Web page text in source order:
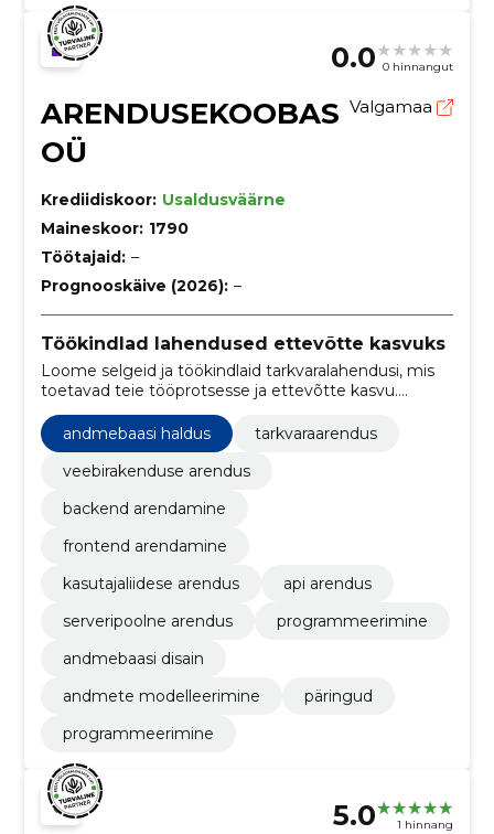
0.0 0 hinnangut
ARENDUSEKOOBAS
OÜ
Valgamaa
Krediidiskoor: Usaldusväärne
Maineskoor: 1790
Töötajaid: –
Prognooskäive (2026): –
Töökindlad lahendused ettevõtte kasvuks
Loome selgeid ja töökindlaid tarkvaralahendusi, mis
toetavad teie tööprotsesse ja ettevõtte kasvu.
Aitame veebirakenduste, serveripoole ja
andmebaasidega muuta arenduse tõhusamaks.
andmebaasi haldus
tarkvaraarendus
veebirakenduse arendus
backend arendamine
frontend arendamine
kasutajaliidese arendus
api arendus
serveripoolne arendus
programmeerimine
andmebaasi disain
andmete modelleerimine
päringud
programmeerimine
5.0 1 hinnang